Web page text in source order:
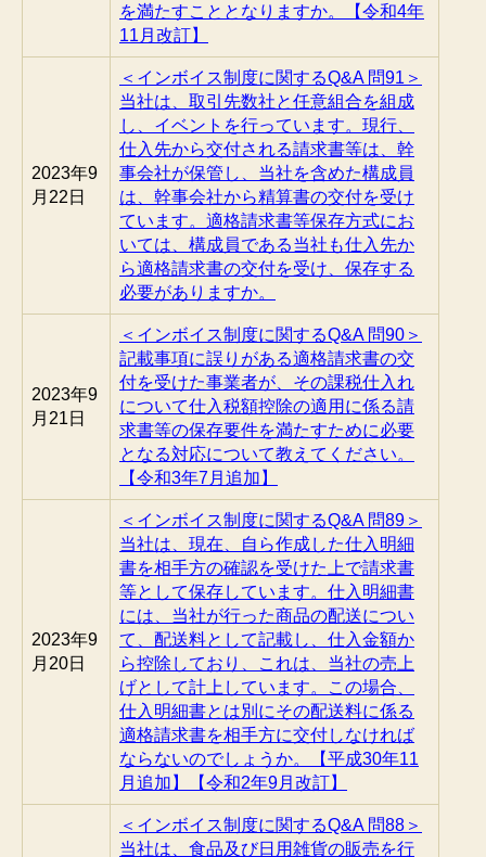
を満たすこととなりますか。【令和4年
11月改訂】
2023年9
月22日
＜インボイス制度に関するQ&A 問91＞
当社は、取引先数社と任意組合を組成
し、イベントを行っています。現行、
仕入先から交付される請求書等は、幹
事会社が保管し、当社を含めた構成員
は、幹事会社から精算書の交付を受け
ています。適格請求書等保存方式にお
いては、構成員である当社も仕入先か
ら適格請求書の交付を受け、保存する
必要がありますか。
2023年9
月21日
＜インボイス制度に関するQ&A 問90＞
記載事項に誤りがある適格請求書の交
付を受けた事業者が、その課税仕入れ
について仕入税額控除の適用に係る請
求書等の保存要件を満たすために必要
となる対応について教えてください。
【令和3年7月追加】
2023年9
月20日
＜インボイス制度に関するQ&A 問89＞
当社は、現在、自ら作成した仕入明細
書を相手方の確認を受けた上で請求書
等として保存しています。仕入明細書
には、当社が行った商品の配送につい
て、配送料として記載し、仕入金額か
ら控除しており、これは、当社の売上
げとして計上しています。この場合、
仕入明細書とは別にその配送料に係る
適格請求書を相手方に交付しなければ
ならないのでしょうか。【平成30年11
月追加】【令和2年9月改訂】
＜インボイス制度に関するQ&A 問88＞
当社は、食品及び日用雑貨の販売を行